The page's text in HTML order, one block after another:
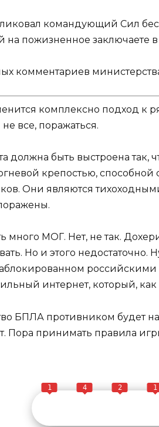
командующий Сил
на пожизненное заключаете
комментариев
комплексно подход к
все, поражаться.
должна быть выстроена так,
крепостью, способной
Они являются
много МОГ. Нет, не так.
Но и этого
интернет, который, как
БПЛА противником будет
Пора принимать правила
1 4 2 1